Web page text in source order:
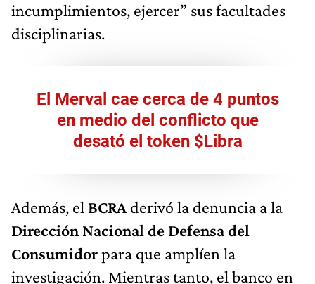
incumplimientos, ejercer” sus facultades
disciplinarias.
El Merval cae cerca de 4 puntos
en medio del conflicto que
desató el token $Libra
Además, el BCRA derivó la denuncia a la
Dirección Nacional de Defensa del
Consumidorpara que amplíen la
investigación. Mientras tanto, el banco en